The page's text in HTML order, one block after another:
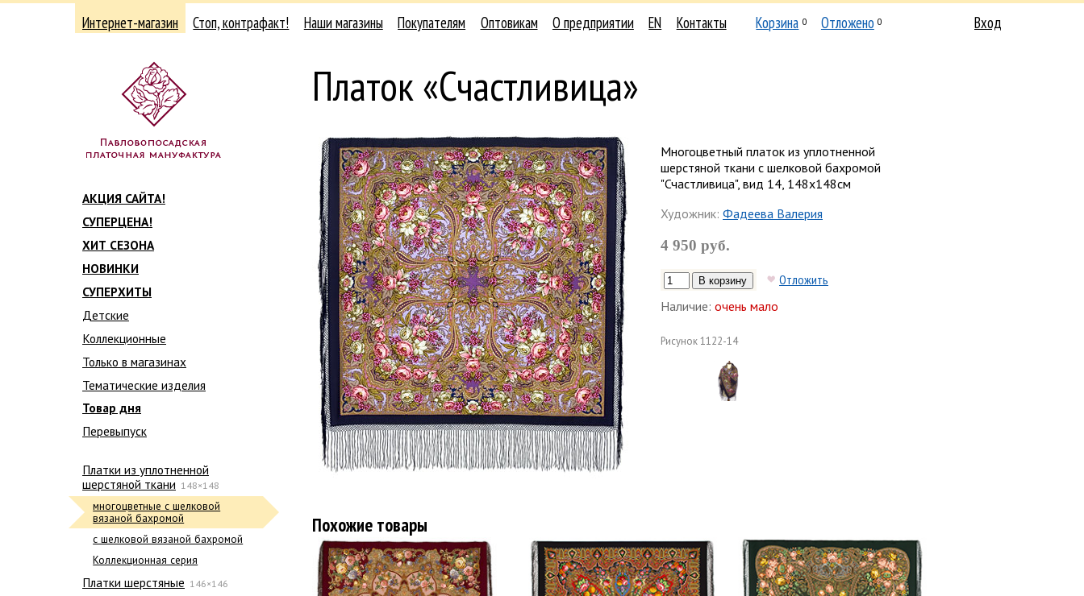
Интернет-магазин Стоп, контрафакт! Наши магазины Покупателям Оптовикам О предприятии EN Контакты Корзина 0 Отложено 0 Вход
АКЦИЯ САЙТА!
СУПЕРЦЕНА!
ХИТ СЕЗОНА
НОВИНКИ
СУПЕРХИТЫ
Детские
Коллекционные
Только в магазинах
Тематические изделия
Товар дня
Перевыпуск
Платки из уплотненной
шерстяной ткани 148×148
многоцветные с шелковой
вязаной бахромой
с шелковой вязаной бахромой
Коллекционная серия
Платки шерстяные 146×146
Платок «Счастливица»
Многоцветный платок из уплотненной
шерстяной ткани с шелковой бахромой
"Счастливица", вид 14, 148х148см
Художник: Фадеева Валерия
4 950 руб.
Отложить
Наличие: очень мало
Рисунок1122-14
Похожие товары